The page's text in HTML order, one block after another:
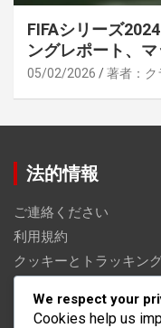
FIFAシリーズ
ングレポート、
05/02/2026 著者：ク
法的情報
ご連絡ください
利用規約
クッキーとトラッキン
あなたのプライバシー
We respect your
Cookies help us